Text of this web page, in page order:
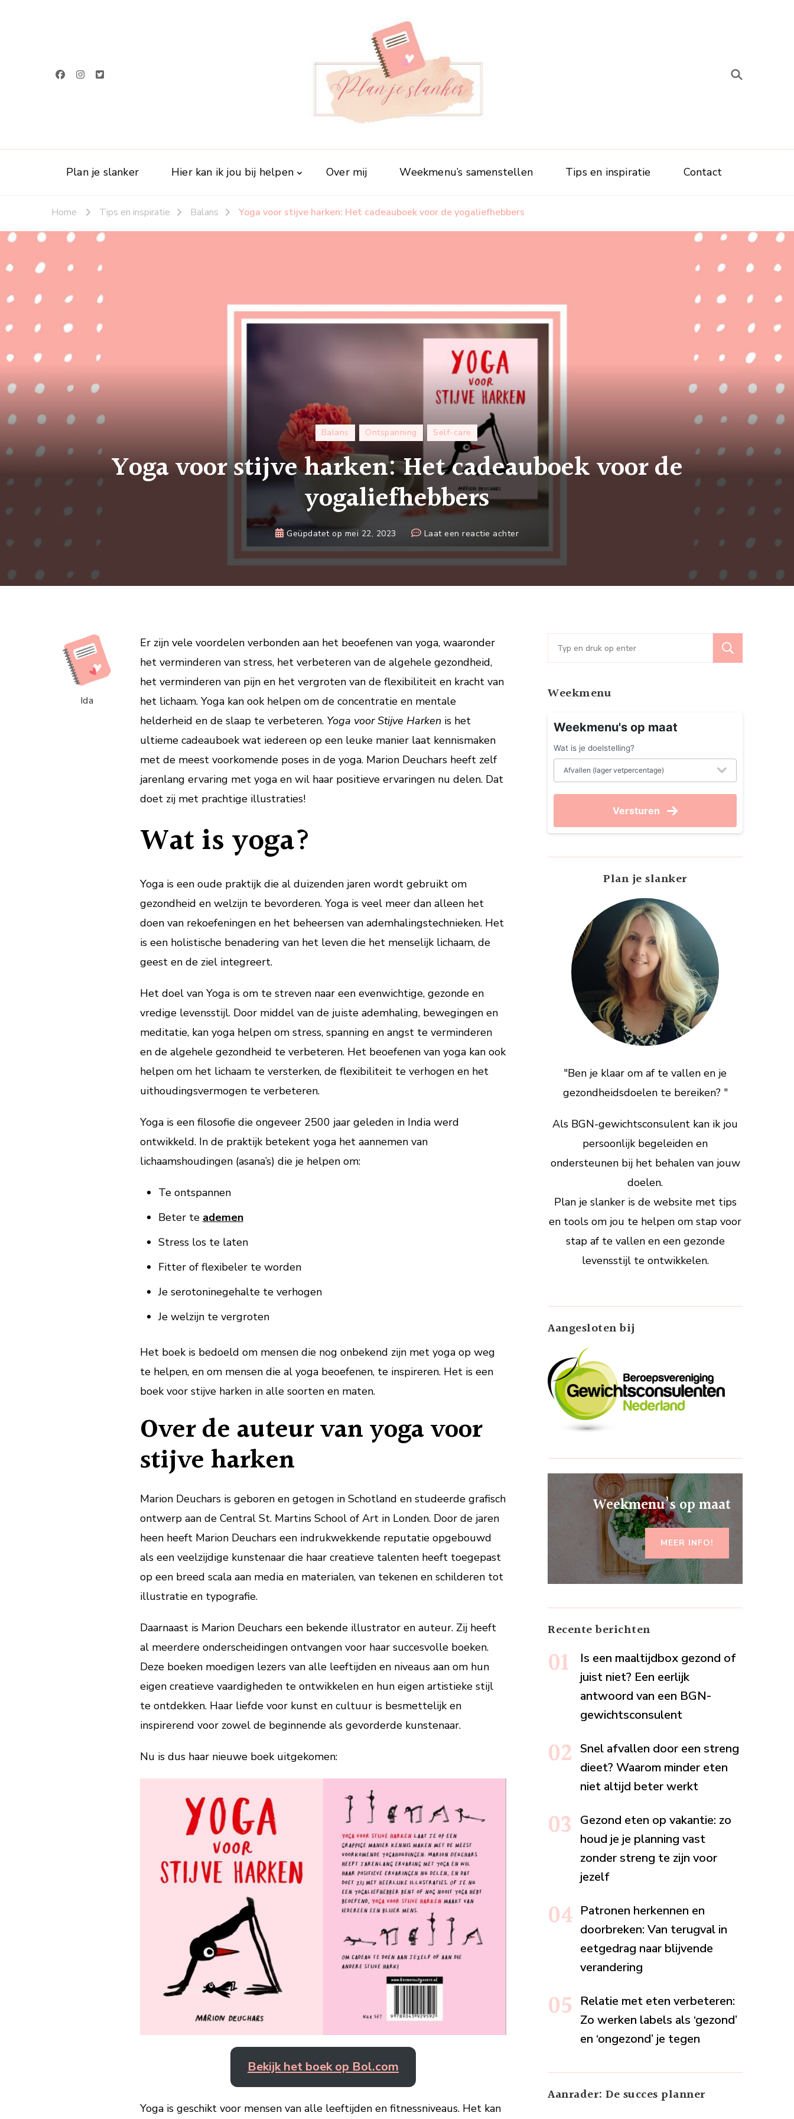
Plan je slanker
Plan je slanker Hier kan ik jou bij helpen Over mij Weekmenu’s samenstellen Tips en inspiratie Contact
Home Tips en inspiratie Balans Yoga voor stijve harken: Het cadeauboek voor de yogaliefhebbers
Balans Ontspanning Self-care
Yoga voor stijve harken: Het cadeauboek voor de
yogaliefhebbers
Geüpdatet op mei 22, 2023 Laat een reactie achterop
Yoga
voor
Ida
Er zijn vele voordelen verbonden aan het beoefenen van yoga, waaronder
het verminderen van stress, het verbeteren van de algehele gezondheid,
het verminderen van pijn en het vergroten van de flexibiliteit en kracht van
het lichaam. Yoga kan ook helpen om de concentratie en mentale
helderheid en de slaap te verbeteren. Yoga voor Stijve Harken is het
ultieme cadeauboek wat iedereen op een leuke manier laat kennismaken
met de meest voorkomende poses in de yoga. Marion Deuchars heeft zelf
jarenlang ervaring met yoga en wil haar positieve ervaringen nu delen. Dat
doet zij met prachtige illustraties!
Wat is yoga?
Yoga is een oude praktijk die al duizenden jaren wordt gebruikt om
gezondheid en welzijn te bevorderen. Yoga is veel meer dan alleen het
doen van rekoefeningen en het beheersen van ademhalingstechnieken. Het
is een holistische benadering van het leven die het menselijk lichaam, de
geest en de ziel integreert.
Het doel van Yoga is om te streven naar een evenwichtige, gezonde en
vredige levensstijl. Door middel van de juiste ademhaling, bewegingen en
meditatie, kan yoga helpen om stress, spanning en angst te verminderen
en de algehele gezondheid te verbeteren. Het beoefenen van yoga kan ook
helpen om het lichaam te versterken, de flexibiliteit te verhogen en het
uithoudingsvermogen te verbeteren.
Yoga is een filosofie die ongeveer 2500 jaar geleden in India werd
ontwikkeld. In de praktijk betekent yoga het aannemen van
lichaamshoudingen (asana’s) die je helpen om:
Te ontspannen
Beter te ademen
Stress los te laten
Fitter of flexibeler te worden
Je serotoninegehalte te verhogen
Je welzijn te vergroten
Het boek is bedoeld om mensen die nog onbekend zijn met yoga op weg
te helpen, en om mensen die al yoga beoefenen, te inspireren. Het is een
boek voor stijve harken in alle soorten en maten.
Over de auteur van yoga voor
stijve harken
Marion Deuchars is geboren en getogen in Schotland en studeerde grafisch
ontwerp aan de Central St. Martins School of Art in Londen. Door de jaren
heen heeft Marion Deuchars een indrukwekkende reputatie opgebouwd
als een veelzijdige kunstenaar die haar creatieve talenten heeft toegepast
op een breed scala aan media en materialen, van tekenen en schilderen tot
illustratie en typografie.
Daarnaast is Marion Deuchars een bekende illustrator en auteur. Zij heeft
al meerdere onderscheidingen ontvangen voor haar succesvolle boeken.
Deze boeken moedigen lezers van alle leeftijden en niveaus aan om hun
eigen creatieve vaardigheden te ontwikkelen en hun eigen artistieke stijl
te ontdekken. Haar liefde voor kunst en cultuur is besmettelijk en
inspirerend voor zowel de beginnende als gevorderde kunstenaar.
Nu is dus haar nieuwe boek uitgekomen:
Bekijk het boek op Bol.com
Yoga is geschikt voor mensen van alle leeftijden en fitnessniveaus. Het kan
Zoeken
naar:
Weekmenu
Weekmenu's op maat
Wat is je doelstelling?
Versturen
Plan je slanker
"Ben je klaar om af te vallen en je
gezondheidsdoelen te bereiken? "
Als BGN-gewichtsconsulent kan ik jou
persoonlijk begeleiden en
ondersteunen bij het behalen van jouw
doelen.
Plan je slanker is de website met tips
en tools om jou te helpen om stap voor
stap af te vallen en een gezonde
levensstijl te ontwikkelen.
Aangesloten bij
Weekmenu’s op maat
MEER INFO!
Recente berichten
Is een maaltijdbox gezond of
juist niet? Een eerlijk
antwoord van een BGN-
gewichtsconsulent
Snel afvallen door een streng
dieet? Waarom minder eten
niet altijd beter werkt
Gezond eten op vakantie: zo
houd je je planning vast
zonder streng te zijn voor
jezelf
Patronen herkennen en
doorbreken: Van terugval in
eetgedrag naar blijvende
verandering
Relatie met eten verbeteren:
Zo werken labels als ‘gezond’
en ‘ongezond’ je tegen
Aanrader: De succes planner